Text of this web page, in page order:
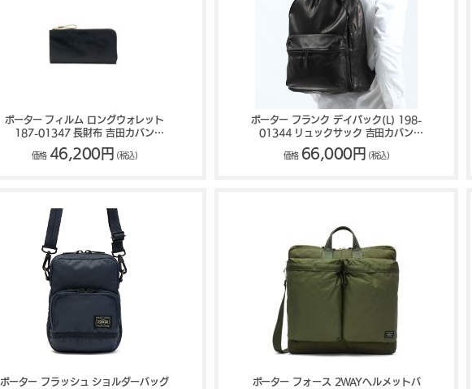
ポーター フィルム ロングウォレット
187-01347 長財布 吉田カバン
PORTER FILM
価格 46,200円 (税込)
ポーター フランク デイパック(L) 198-
01344 リュックサック 吉田カバン
PORTER FRANK
価格 66,000円 (税込)
ポーター フラッシュ ショルダーバッグ
ポーター フォース 2WAYヘルメットバ